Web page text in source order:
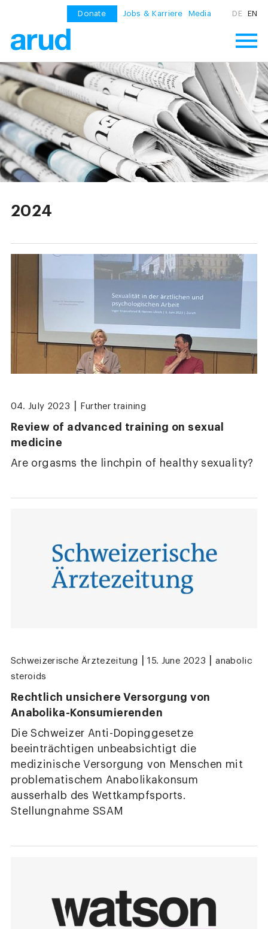
Donate Jobs & Karriere Media DE EN
2024
04. July 2023 Further training
Review of advanced training on sexual
medicine
Are orgasms the linchpin of healthy sexuality?
Schweizerische Ärztezeitung 15. June 2023
anabolic
steroids
Rechtlich unsichere Versorgung von
Anabolika-Konsumierenden
Die Schweizer Anti-Dopinggesetze
beeinträchtigen unbeabsichtigt die
medizinische Versorgung von Menschen mit
problematischem Anabolikakonsum
ausserhalb des Wettkampfsports.
Stellungnahme SSAM